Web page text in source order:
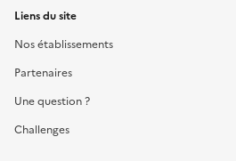
Liens du site
Nos établissements
Partenaires
Une question ?
Challenges